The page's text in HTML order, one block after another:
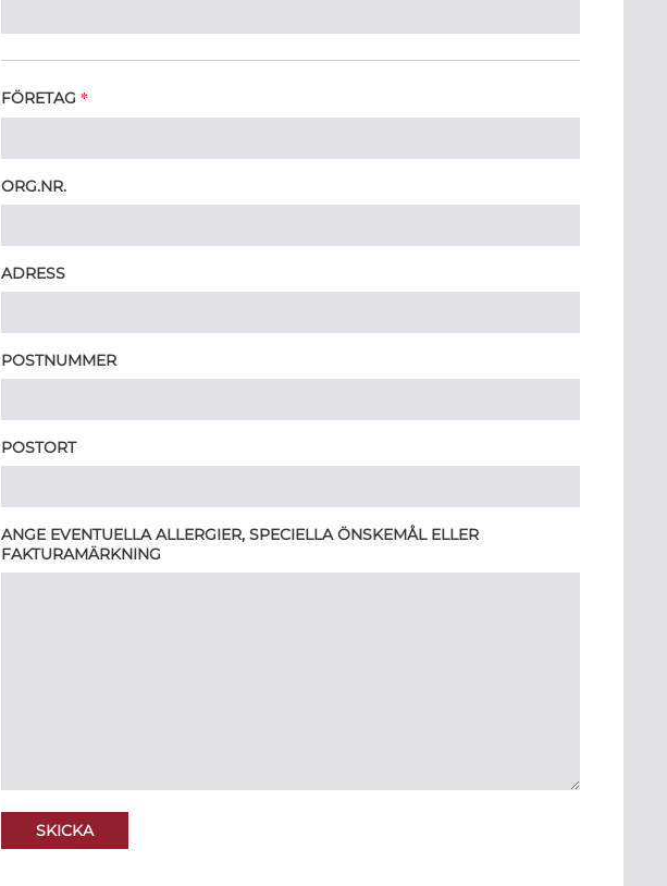
FÖRETAG *
ORG.NR.
ADRESS
POSTNUMMER
POSTORT
ANGE EVENTUELLA ALLERGIER, SPECIELLA ÖNSKEMÅL ELLER
FAKTURAMÄRKNING